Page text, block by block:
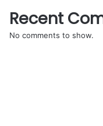
Recent
No comments to show.